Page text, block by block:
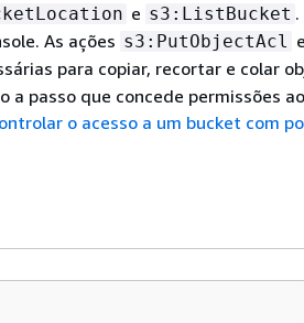
e s3:ListBucket
As ações s3:PutObjectAcl e
para copiar, recortar e colar
a passo que concede permissões
o acesso a um bucket com